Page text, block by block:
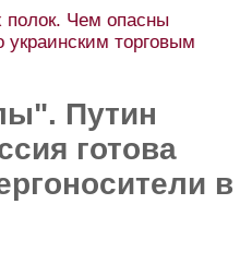
полок. Чем опасны
торговым
Путин
готова
в